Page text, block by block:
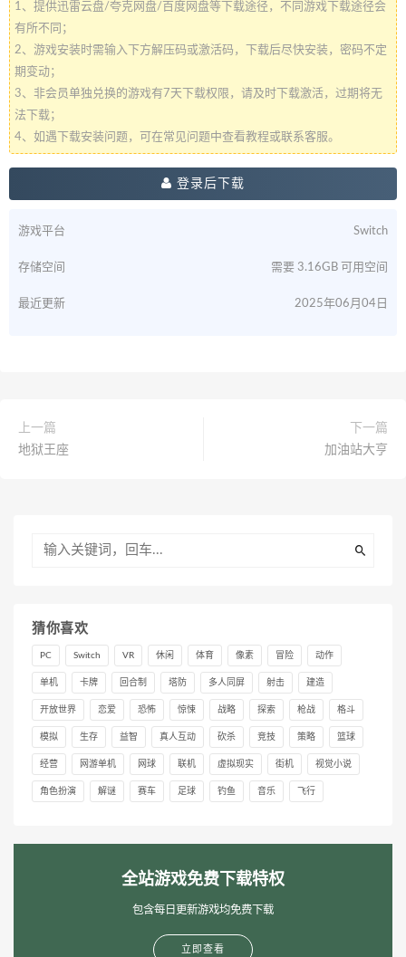
1、提供迅雷云盘/夸克网盘/百度网盘等下载途径，不同游戏下载途径会
有所不同；
2、游戏安装时需输入下方解压码或激活码，下载后尽快安装，密码不定
期变动；
3、非会员单独兑换的游戏有7天下载权限，请及时下载激活，过期将无
法下载；
4、如遇下载安装问题，可在常见问题中查看教程或联系客服。
登录后下载
游戏平台 Switch
存储空间 需要 3.16GB 可用空间
最近更新 2025年06月04日
上一篇
地狱王座
下一篇
加油站大亨
猜你喜欢
PC Switch VR 休闲 体育 像素 冒险 动作
单机 卡牌 回合制 塔防 多人同屏 射击 建造
开放世界 恋爱 恐怖 惊悚 战略 探索 枪战 格斗
模拟 生存 益智 真人互动 砍杀 竞技 策略 篮球
经营 网游单机 网球 联机 虚拟现实 街机 视觉小说
角色扮演 解谜 赛车 足球 钓鱼 音乐 飞行
全站游戏免费下载特权
包含每日更新游戏均免费下载
立即查看